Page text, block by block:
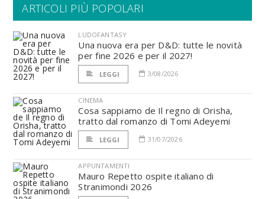
ARTICOLI PIÙ POPOLARI
LUDOFANTASY
Una nuova era per D&D: tutte le novità
per fine 2026 e per il 2027!
LEGGI 3/08/2026
CINEMA
Cosa sappiamo de Il regno di Orisha,
tratto dal romanzo di Tomi Adeyemi
LEGGI 31/07/2026
APPUNTAMENTI
Mauro Repetto ospite italiano di
Stranimondi 2026